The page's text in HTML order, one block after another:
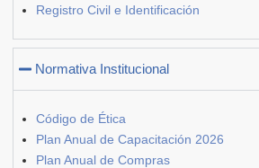
Registro Civil e Identificación
Normativa Institucional
Código de Ética
Plan Anual de Capacitación 2026
Plan Anual de Compras